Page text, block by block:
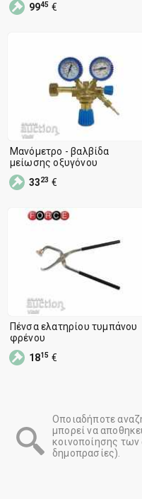
9945 €
Μανόμετρο - βαλβίδα
μείωσης οξυγόνου
3323 €
Πένσα ελατηρίου τυμπάνου
φρένου
1815 €
Οποιαδήποτε
μπορεί να
κοινοποίησης των
δημοπρασίες).